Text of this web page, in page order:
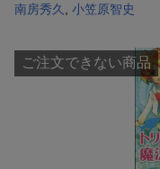
南房秀久 小笠原智史
ご注文できない商品